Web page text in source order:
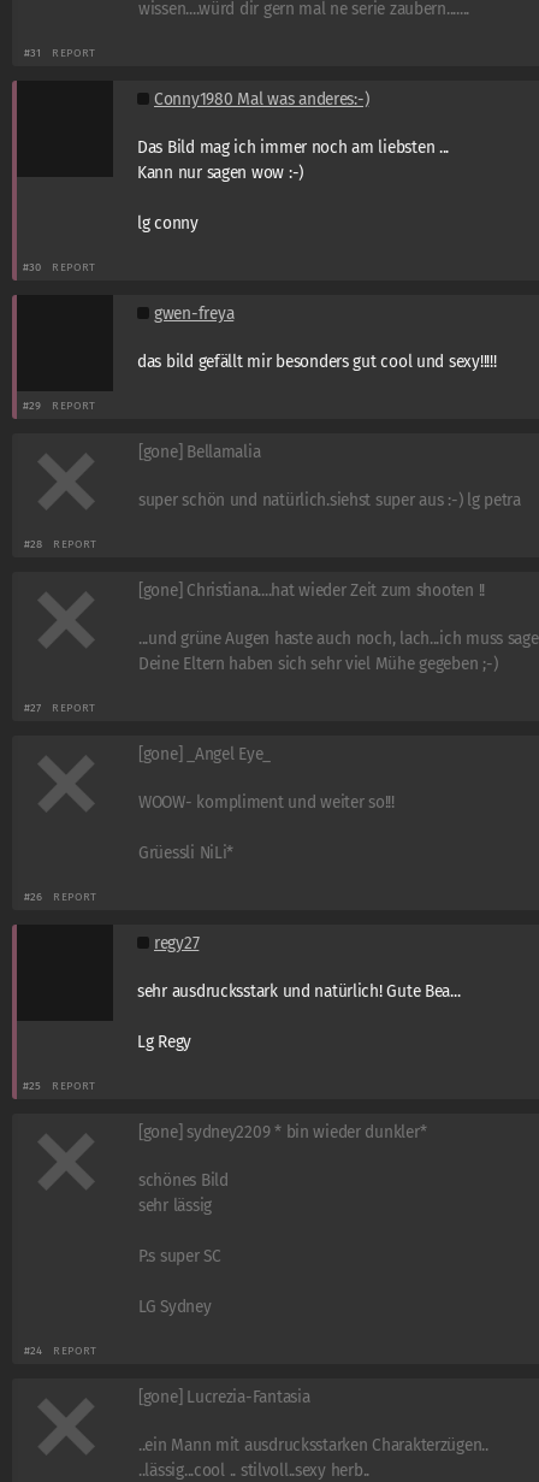
wissen....würd dir gern mal ne serie zaubern.......
#31 REPORT
Conny1980 Mal was anderes:-)
Das Bild mag ich immer noch am liebsten ...
Kann nur sagen wow :-)
lg conny
#30 REPORT
gwen-freya
das bild gefällt mir besonders gut cool und sexy!!!!!
#29 REPORT
[gone] Bellamalia
super schön und natürlich.siehst super aus :-) lg petra
#28 REPORT
[gone] Christiana....hat wieder Zeit zum shooten !!
...und grüne Augen haste auch noch, lach...ich muss
Deine Eltern haben sich sehr viel Mühe gegeben ;-)
#27 REPORT
[gone] _Angel Eye_
WOOW- kompliment und weiter so!!!
Grüessli NiLi*
#26 REPORT
regy27
sehr ausdrucksstark und natürlich! Gute Bea...
Lg Regy
#25 REPORT
[gone] sydney2209 * bin wieder dunkler*
schönes Bild
sehr lässig
P.s super SC
LG Sydney
#24 REPORT
[gone] Lucrezia-Fantasia
..ein Mann mit ausdrucksstarken Charakterzügen..
..lässig...cool .. stilvoll..sexy herb..